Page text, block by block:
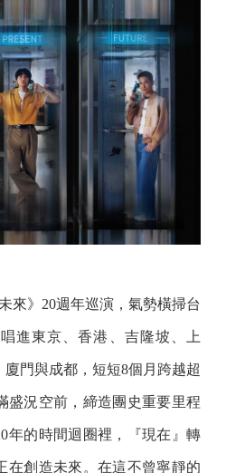
來》20週年巡演，氣勢橫掃台
進東京、香港、吉隆坡、上
門與成都，短短8個月跨越超
盛況空前，締造團史重要里程
年的時間迴圈裡，『現在』轉
在創造未來。在這不曾寧靜的